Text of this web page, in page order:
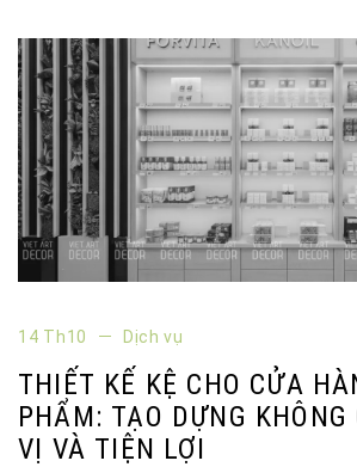
14 Th10 Dịch vụ
THIẾT KẾ KỆ CHO CỬA
PHẨM: TẠO DỰNG
VỊ VÀ TIỆN LỢI